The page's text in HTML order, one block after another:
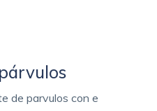
de parvulos con e